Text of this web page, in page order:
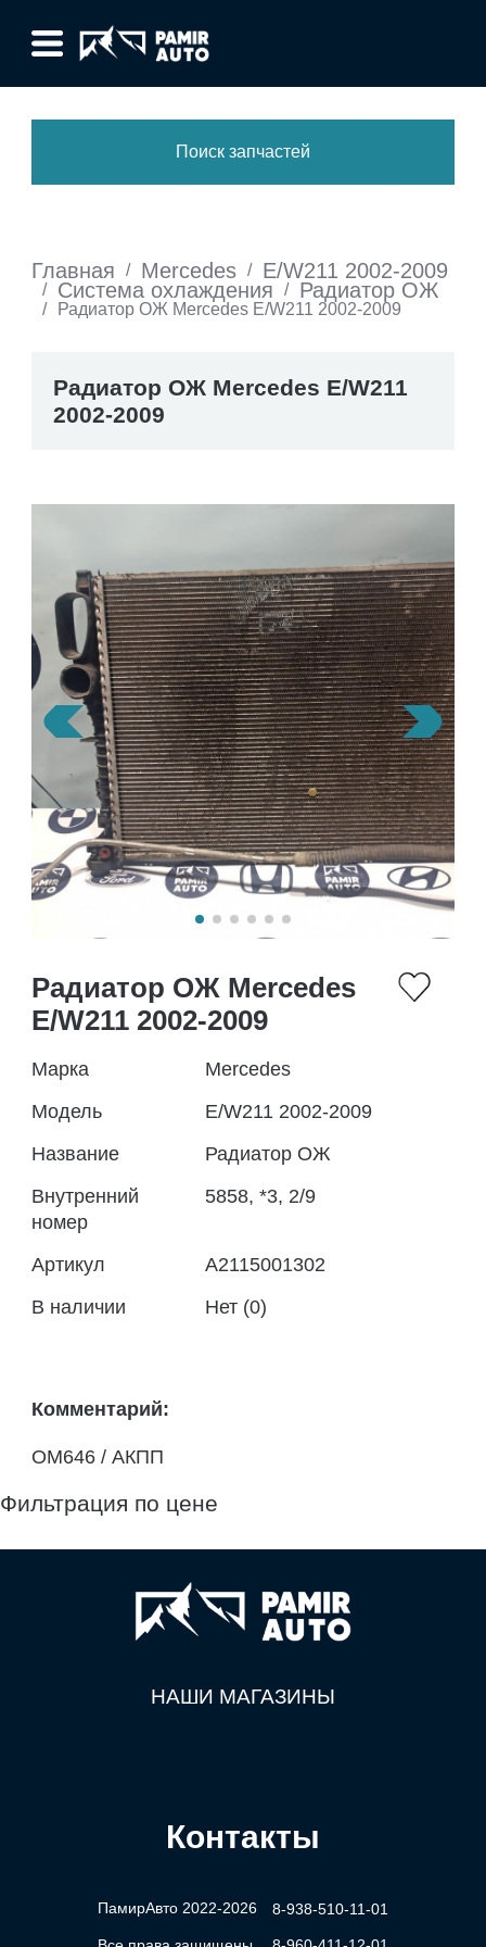
Поиск запчастей
Главная / Mercedes / E/W211 2002-2009
/ Система охлаждения / Радиатор ОЖ
/ Радиатор ОЖ Mercedes E/W211 2002-2009
Радиатор ОЖ Mercedes E/W211
2002-2009
Радиатор ОЖ Mercedes
E/W211 2002-2009
Марка
Mercedes
Модель
E/W211 2002-2009
Название
Радиатор ОЖ
Внутренний
номер
5858, *3, 2/9
Артикул
A2115001302
В наличии
Нет (0)
Комментарий:
OM646 / АКПП
Фильтрация по цене
НАШИ МАГАЗИНЫ
Контакты
ПамирАвто 2022-2026 8-938-510-11-01